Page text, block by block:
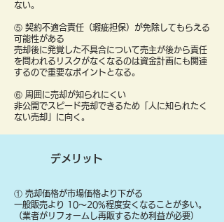
ない。
⑤ 契約不適合責任（瑕疵担保）が免除してもらえる
可能性がある
売却後に発覚した不具合について売主が後から責任
を問われるリスクがなくなるのは資金計画にも関連
するので重要なポイントとなる。
⑥ 周囲に売却が知られにくい
非公開でスピード売却できるため「人に知られたく
ない売却」に向く。
デメリット
① 売却価格が市場価格より下がる
一般販売より 10〜20%程度安くなることが多い。
（業者がリフォームし再販するため利益が必要）